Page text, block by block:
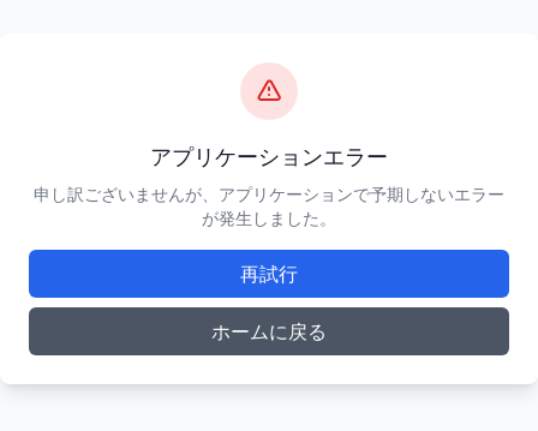
アプリケーションエラー
申し訳ございませんが、アプリケーションで予期しないエラー
が発生しました。
再試行
ホームに戻る